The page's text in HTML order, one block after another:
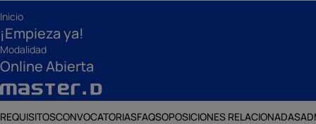
Inicio
¡Empieza ya!
Modalidad
Online Abierta
REQUISITOSCONVOCATORIASFAQSOPOSICIONES RELACIONADAS